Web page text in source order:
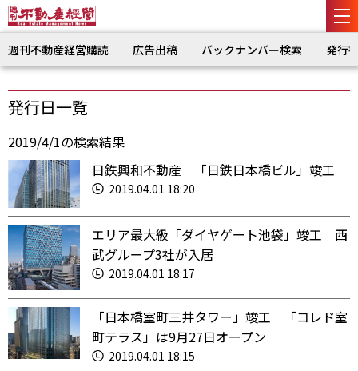
週刊不動産経営購読 広告出稿 バックナンバー検索 発行
発行日一覧
2019/4/1の検索結果
日鉄興和不動産 「日鉄日本橋ビル」竣工
2019.04.01 18:20
エリア最大級「ダイヤゲート池袋」竣工 西
武グループ3社が入居
2019.04.01 18:17
「日本橋室町三井タワー」竣工 「コレド室
町テラス」は9月27日オープン
2019.04.01 18:15